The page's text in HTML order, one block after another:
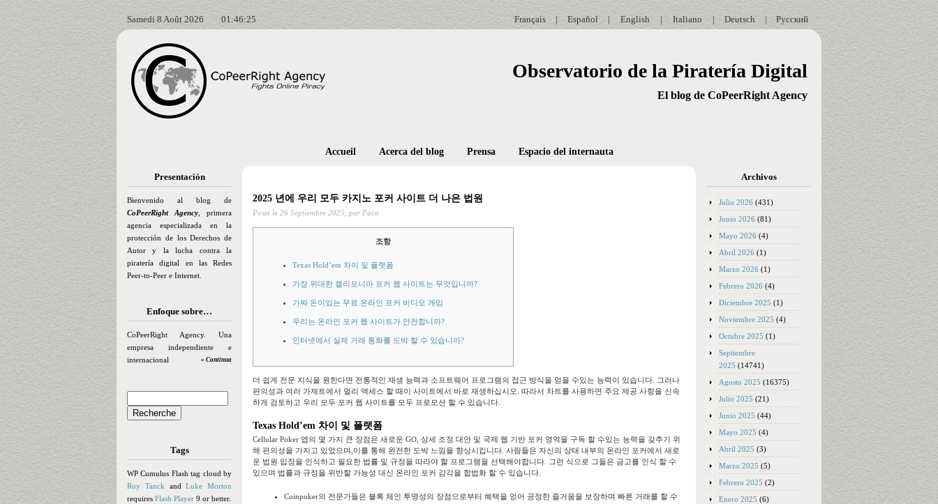
Samedi 8 Août 2026 01:46:26 Русский
|
Deutsch
|
Italiano
|
English
|
Español
|
Français
Observatorio de la Piratería Digital
El blog de CoPeerRight Agency
Presentación
Bienvenido al blog de
CoPeerRight Agency , primera
agencia especializada en la
protección de los Derechos de
Autor y la lucha contra la
piratería digital en las Redes
Peer-to-Peer e Internet.
Enfoque sobre…
CoPeerRight Agency. Una
empresa independiente e
internacional
» Continua
Tags
WP Cumulus Flash tag cloud by
Roy Tanck andLuke Morton
requires Flash Player 9 or better.
Accueil Acerca del blog Prensa Espacio del internauta
2025 년에 우리 모두 카지노 포커 사이트 더 나은 법원
Posté le 26 Septiembre 2025, por Paco
조항
Texas Hold’em 차이 및 플랫폼
가장 위대한 캘리포니아 포커 웹 사이트는 무엇입니까?
가짜 돈이있는 무료 온라인 포커 비디오 게임
우리는 온라인 포커 웹 사이트가 안전합니까?
인터넷에서 실제 거래 통화를 도박 할 수 있습니까?
더 쉽게 전문 지식을 원한다면 전통적인 재생 능력과 소프트웨어 프로그램의 접근 방식을 얻을 수있는 능력이 있습니다. 그러나
편의성과 여러 가제트에서 멀리 액세스 할 때이 사이트에서 바로 재생하십시오. 따라서 차트를 사용하면 주요 제공 사항을 신속
하게 검토하고 우리 모두 포커 웹 사이트를 모두 프로모션 할 수 있습니다.
Texas Hold’em 차이 및 플랫폼
Cellular Poker 앱의 몇 가지 큰 장점은 새로운 GO, 상세 조정 대안 및 국제 웹 기반 포커 영역을 구독 할 수있는 능력을 갖추기 위
해 편의성을 가지고 있었으며,이를 통해 완전한 도박 느낌을 향상시킵니다. 사람들은 자신의 상태 내부의 온라인 포커에서 새로
운 법원 입장을 인식하고 필요한 법률 및 규정을 따라야 할 프로그램을 선택해야합니다. 그런 식으로 그들은 금고를 인식 할 수
있으며 법률과 규정을 위반할 가능성 대신 온라인 포커 감각을 합법화 할 수 있습니다.
Coinpoker의 전문가들은 블록 체인 투명성의 장점으로부터 혜택을 얻어 공정한 즐거움을 보장하며 빠른 거래를 할 수
Archivos
Julio 2026 (431)
Junio 2026 (81)
Mayo 2026 (4)
Abril 2026 (1)
Marzo 2026 (1)
Febrero 2026 (4)
Diciembre 2025 (1)
Noviembre 2025 (4)
Octubre 2025 (1)
Septiembre
2025 (14741)
Agosto 2025 (16375)
Julio 2025 (21)
Junio 2025 (44)
Mayo 2025 (4)
Abril 2025 (3)
Marzo 2025 (5)
Febrero 2025 (2)
Enero 2025 (6)